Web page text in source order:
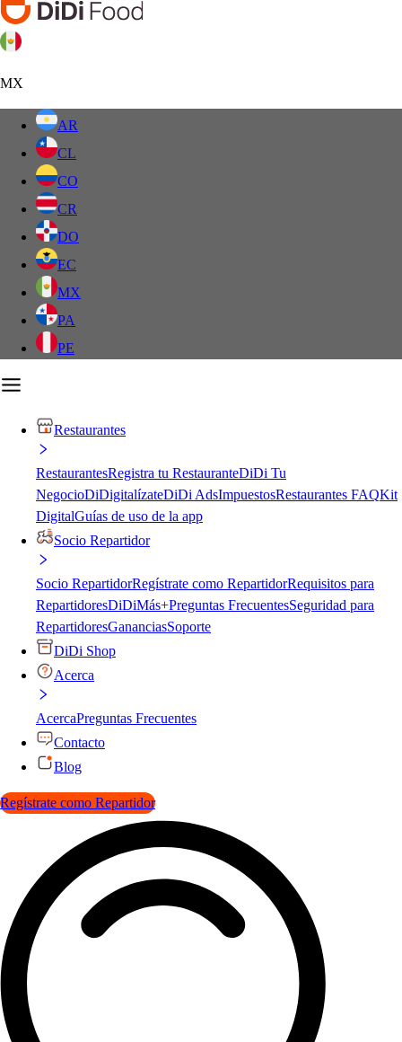
MX
AR
CL
CO
CR
DO
EC
MX
PA
PE
Restaurantes
RestaurantesRegistra tu RestauranteDiDi Tu
NegocioDiDigitalízateDiDi AdsImpuestosRestaurantes FAQKit
DigitalGuías de uso de la app
Socio Repartidor
Socio RepartidorRegístrate como RepartidorRequisitos para
RepartidoresDiDiMás+Preguntas FrecuentesSeguridad para
RepartidoresGananciasSoporte
DiDi Shop
Acerca
AcercaPreguntas Frecuentes
Contacto
Blog
Regístrate como Repartidor